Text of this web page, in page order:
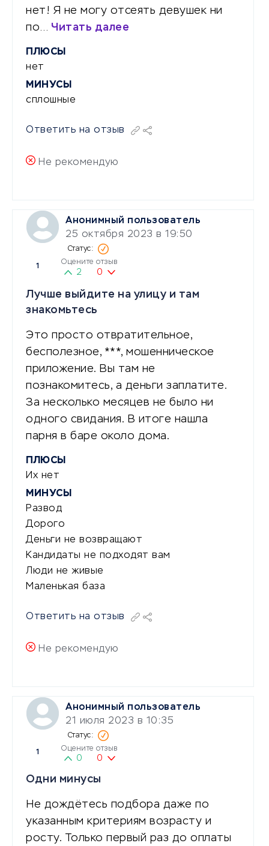
нет! Я не могу отсеять девушек ни
по… Читать далее
ПЛЮСЫ
нет
МИНУСЫ
сплошные
Ответить на отзыв
Не рекомендую
Анонимный пользователь
25 октября 2023 в 19:50
1
Оцените отзыв
2 0
Лучше выйдите на улицу и там
знакомьтесь
Это просто отвратительное,
бесполезное, ***, мошенническое
приложение. Вы там не
познакомитесь, а деньги заплатите.
За несколько месяцев не было ни
одного свидания. В итоге нашла
парня в баре около дома.
ПЛЮСЫ
Их нет
МИНУСЫ
Развод
Дорого
Деньги не возвращают
Кандидаты не подходят вам
Люди не живые
Маленькая база
Ответить на отзыв
Не рекомендую
Анонимный пользователь
21 июля 2023 в 10:35
1 Оцените отзыв
0 0
Одни минусы
Не дождётесь подбора даже по
указанным критериям возрасту и
росту. Только первый раз до оплаты